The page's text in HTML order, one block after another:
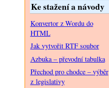
Ke stažení a návody
Konvertor z Wordu do
HTML
Jak vytvořit RTF soubor
Azbuka – převodní tabulka
Přechod pro chodce – výběr
z legislativy